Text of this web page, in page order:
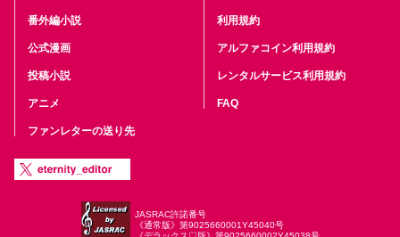
番外編小説
公式漫画
投稿小説
アニメ
ファンレターの送り先
利用規約
アルファコイン利用規約
レンタルサービス利用規約
FAQ
JASRAC許諾番号
《通常版》第9025660001Y45040号